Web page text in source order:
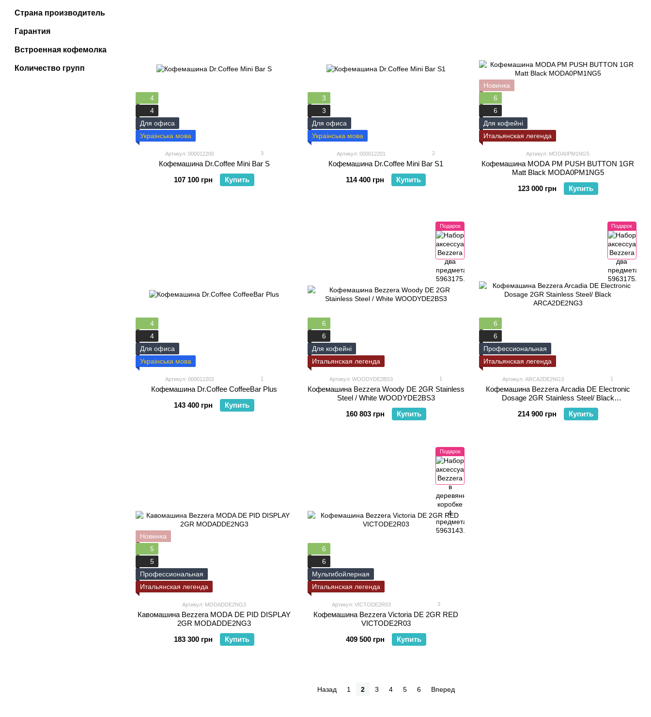
4
4
Для офиса
Украінська мова
Артикул: 000012200 3
Кофемашина Dr.Coffee Mini Bar S
107 100 грн
Купить
3
3
Для офиса
Украінська мова
Артикул: 000012201 2
Кофемашина Dr.Coffee Mini Bar S1
114 400 грн
Купить
Новинка
6
6
Для кофейні
Итальянская легенда
Артикул: MODA0PM1NG5
Кофемашина MODA PM PUSH BUTTON 1GR
Matt Black MODA0PM1NG5
123 000 грн
Купить
4
4
Для офиса
Украінська мова
Артикул: 000012202 1
Кофемашина Dr.Coffee CoffeeBar Plus
143 400 грн
Купить
Подарок
6
6
Для кофейні
Итальянская легенда
Артикул: WOODYDE2BS3 1
Кофемашина Bezzera Woody DE 2GR Stainless
Steel / White WOODYDE2BS3
160 803 грн
Купить
Подарок
6
6
Профессиональная
Итальянская легенда
Артикул: ARCA2DE2NG3 1
Кофемашина Bezzera Arcadia DE Electronic
Dosage 2GR Stainless Steel/ Black
ARCA2DE2NG3
214 900 грн
Купить
Новинка
5
5
Профессиональная
Итальянская легенда
Артикул: MODADDE2NG3
Кавомашина Bezzera MODA DE PID DISPLAY
2GR MODADDE2NG3
183 300 грн
Купить
Подарок
6
6
Мультибойлерная
Итальянская легенда
Артикул: VICTODE2R03 3
Кофемашина Bezzera Victoria DE 2GR RED
VICTODE2R03
409 500 грн
Купить
Назад 1 2 3 4 5 6 Вперед
Страна производитель
Гарантия
Встроенная кофемолка
Количество групп